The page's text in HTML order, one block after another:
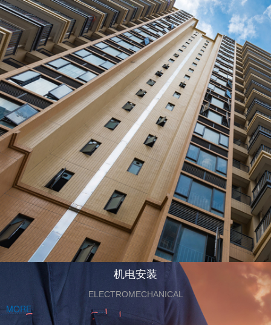
机电安装
ELECTROMECHANICAL
MORE